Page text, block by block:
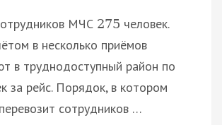
МЧС 275 человек.
в несколько приёмов
в труднодоступный район по
за рейс. Порядок, в котором
сотрудников …